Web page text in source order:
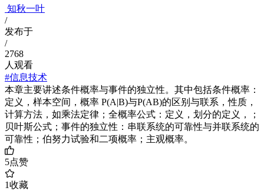
知秋一叶
/
发布于
/
2768
人观看
#信息技术
本章主要讲述条件概率与事件的独立性。其中包括条件概率：
定义，样本空间，概率 P(A|B)与P(AB)的区别与联系，性质，
计算方法，如乘法定律；全概率公式：定义，划分的定义，；
贝叶斯公式；事件的独立性：串联系统的可靠性与并联系统的
可靠性；伯努力试验和二项概率；主观概率。
5点赞
1收藏